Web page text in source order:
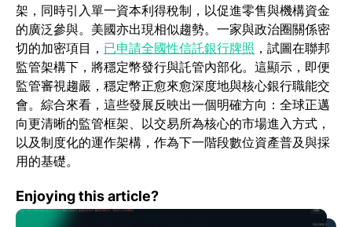
架，同時引入單一資本利得稅制，以促進零售與機構資金
的廣泛參與。美國亦出現相似趨勢。一家與政治圈關係密
切的加密項目， 已申請全國性信託銀行牌照 (opens in a new
，試圖在聯邦
監管架構下，將穩定幣發行與託管內部化。這顯示，即便
監管審視趨嚴，穩定幣正愈來愈深度地與核心銀行職能交
會。綜合來看，這些發展反映出一個明確方向：全球正邁
向更清晰的監管框架、以交易所為核心的市場進入方式，
以及制度化的運作架構，作為下一階段數位資產普及與採
用的基礎。
Enjoying this article?
Bitfinex Alpha | 現貨需求缺席，比特幣陷入盤整漂移